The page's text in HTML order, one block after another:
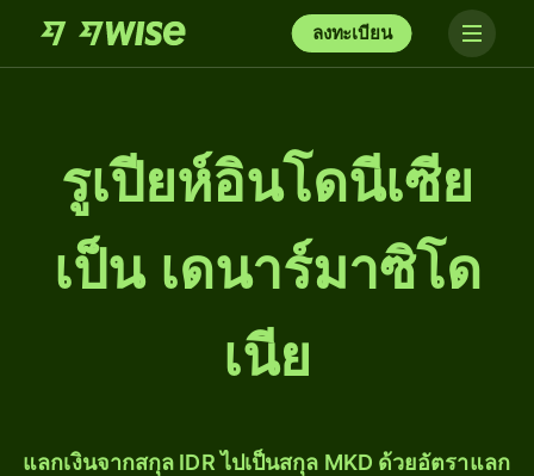
ลงทะเบียน
รูเปียห์อินโดนีเซีย
เป็น เดนาร์มาซิโด
เนีย
แลกเงินจากสกุล IDR ไปเป็นสกุล MKD ด้วยอัตราแลก